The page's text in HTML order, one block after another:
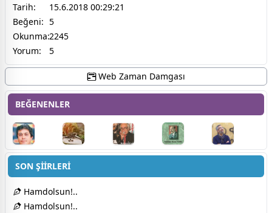
Tarih:
15.6.2018 00:29:21
Beğeni: 5
Okunma:2245
Yorum:
5
Web Zaman Damgası
BEĞENENLER
SON ŞİİRLERİ
Hamdolsun!..
Hamdolsun!..